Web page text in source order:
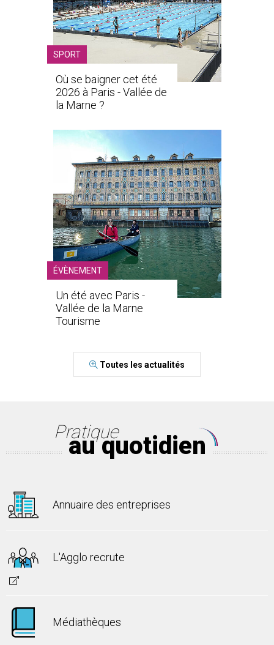
SPORT
Où se baigner cet été
2026 à Paris - Vallée de
la Marne ?
ÉVÈNEMENT
Un été avec Paris -
Vallée de la Marne
Tourisme
Toutes les actualités
Pratique
au quotidien
Annuaire des entreprises
L'Agglo recrute
Médiathèques